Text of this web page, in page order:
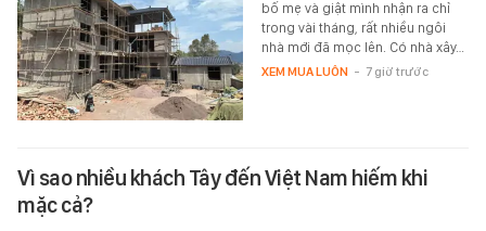
bố mẹ và giật mình nhận ra chỉ
trong vài tháng, rất nhiều ngôi
nhà mới đã mọc lên. Có nhà xây…
XEM MUA LUÔN - 7 giờ trước
Vì sao nhiều khách Tây đến Việt Nam hiếm khi
mặc cả?